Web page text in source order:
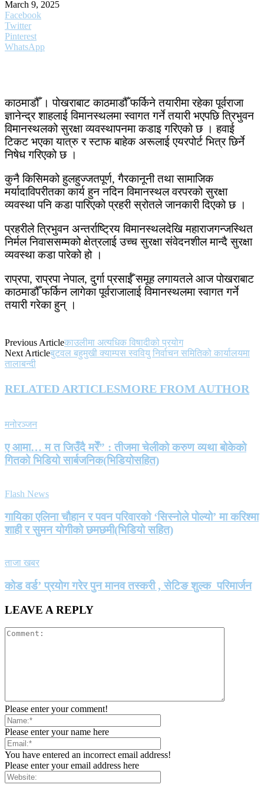
March 9, 2025
Facebook
Twitter
Pinterest
WhatsApp
काठमाडौँ । पोखराबाट काठमाडौँ फर्किने तयारीमा रहेका पूर्वराजा
ज्ञानेन्द्र शाहलाई विमानस्थलमा स्वागत गर्ने तयारी भएपछि त्रिभुवन
विमानस्थलको सुरक्षा व्यवस्थापनमा कडाइ गरिएको छ । हवाई
टिकट भएका यात्रु र स्टाफ बाहेक अरूलाई एयरपोर्ट भित्र छिर्ने
निषेध गरिएको छ ।
कुनै किसिमको हुलहुज्जतपूर्ण, गैरकानूनी तथा सामाजिक
मर्यादाविपरीतका कार्य हुन नदिन विमानस्थल वरपरको सुरक्षा
व्यवस्था पनि कडा पारिएको प्रहरी स्रोतले जानकारी दिएको छ ।
प्रहरीले त्रिभुवन अन्तर्राष्ट्रिय विमानस्थलदेखि महाराजगन्जस्थित
निर्मल निवाससम्मको क्षेत्रलाई उच्च सुरक्षा संवेदनशील मान्दै सुरक्षा
व्यवस्था कडा पारेको हो ।
राप्रपा, राप्रपा नेपाल, दुर्गा प्रसाईँ समूह लगायतले आज पोखराबाट
काठमाडौँ फर्किन लागेका पूर्वराजालाई विमानस्थलमा स्वागत गर्ने
तयारी गरेका हुन् ।
Previous Articleकाउलीमा अत्यधिक विषादीको प्रयोग
Next Articleबुटवल बहुमुखी क्याम्पस स्ववियु निर्वाचन समितिको कार्यालयमा
तालाबन्दी
RELATED ARTICLESMORE FROM AUTHOR
मनोरञ्जन
ए आमा… म त जिउँदै मरेँ” : तीजमा चेलीको करुण व्यथा बोकेको
गितको भिडियो सार्बजनिक(भिडियोसहित)
Flash News
गायिका एलिना चौहान र पवन परिवारको ‘सिस्नोले पोल्यो’ मा करिश्मा
शाही र सुमन योगीको छमछमी(भिडियो सहित)
ताजा खबर
कोड वर्ड’ प्रयोग गरेर पुन मानव तस्करी , सेटिङ शुल्क परिमार्जन
LEAVE A REPLY
Please enter your comment!
Please enter your name here
You have entered an incorrect email address!
Please enter your email address here